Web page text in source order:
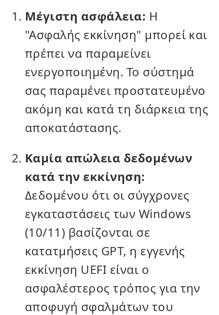
Μέγιστη ασφάλεια: Η
"Ασφαλής εκκίνηση" μπορεί και
πρέπει να παραμείνει
ενεργοποιημένη. Το σύστημά
σας παραμένει προστατευμένο
ακόμη και κατά τη διάρκεια της
αποκατάστασης.
Καμία απώλεια δεδομένων
κατά την εκκίνηση:
Δεδομένου ότι οι σύγχρονες
εγκαταστάσεις των Windows
(10/11) βασίζονται σε
κατατμήσεις GPT, η εγγενής
εκκίνηση UEFI είναι ο
ασφαλέστερος τρόπος για την
αποφυγή σφαλμάτων του